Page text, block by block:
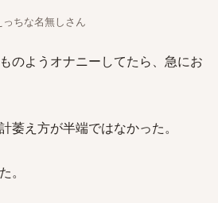
ちな名無しさん
のようオナニーしてたら、急にお
萎え方が半端ではなかった。
。